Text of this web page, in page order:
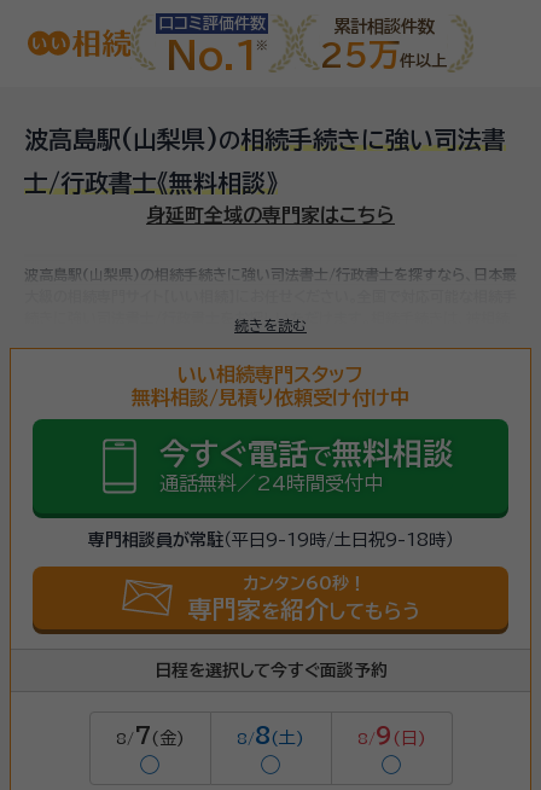
口コミ評価件数
No.1
累計相談件数
25万件以上
波高島駅(山梨県)の相続手続きに強い司法書
士/行政書士《無料相談》
身延町全域の専門家はこちら
続きを読む
波高島駅(山梨県)の相続手続きに強い司法書士/行政書士を探すなら、日本最
続きに強い司法書士/行政書士をお探しいただけます。
（相続財産が基礎控除額を超えていた場合）など多岐に渡るため、相続手続き
まずは相談しましょう。
いい相続専門スタッフ
無料相談/見積り依頼受け付け中
今すぐ電話で無料相談
通話無料／24時間受付中
専門相談員が常駐（平日9-19時/土日祝9-18時）
カンタン60秒！
専門家を紹介 してもらう
日程を選択して今すぐ面談予約
8/7 (金)
◯
8/8(土)
◯
8/9 (日)
◯